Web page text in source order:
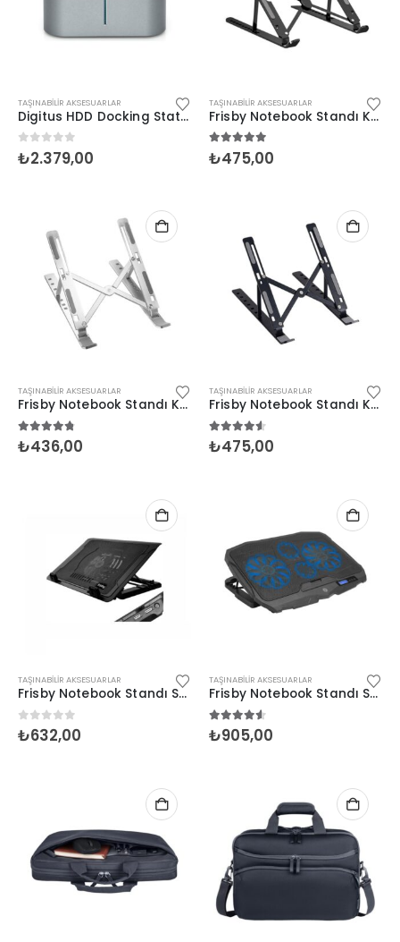
TAŞINABILIR AKSESUARLAR
Digitus HDD Docking Station 2.5’/3.5” (2’li)
0 5 üzerinden
₺2.379,00
TAŞINABILIR AKSESUARLAR
Frisby Notebook Standı Katlanabilir (FNC-5145ST)
5.005 üzerinden
₺475,00
TAŞINABILIR AKSESUARLAR
Frisby Notebook Standı Katlanabilir (FNC-5150ST)
4.675 üzerinden
₺436,00
TAŞINABILIR AKSESUARLAR
Frisby Notebook Standı Katlanabilir (FNC-5155ST)
4.505 üzerinden
₺475,00
TAŞINABILIR AKSESUARLAR
Frisby Notebook Standı Soğutuculu (FNC-35ST)
0 5 üzerinden
₺632,00
TAŞINABILIR AKSESUARLAR
Frisby Notebook Standı Soğutuculu (FNC-5230ST)
4.505 üzerinden
₺905,00